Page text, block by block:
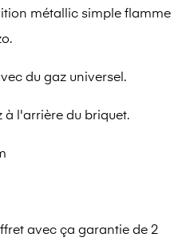
métallic simple flamme
du gaz universel.
à l'arrière du briquet.
avec ça garantie de 2